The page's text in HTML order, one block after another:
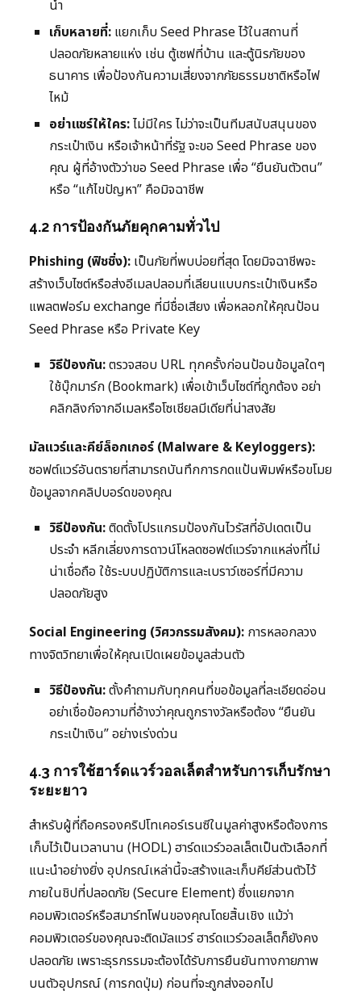
น้ำ
เก็บหลายที่: แยกเก็บ Seed Phrase ไว้ในสถานที่
ปลอดภัยหลายแห่ง เช่น ตู้เซฟที่บ้าน และตู้นิรภัยของ
ธนาคาร เพื่อป้องกันความเสี่ยงจากภัยธรรมชาติหรือไฟ
ไหม้
อย่าแชร์ให้ใคร:ไม่มีใคร ไม่ว่าจะเป็นทีมสนับสนุนของ
กระเป๋าเงิน หรือเจ้าหน้าที่รัฐ จะขอ Seed Phrase ของ
คุณ ผู้ที่อ้างตัวว่าขอ Seed Phrase เพื่อ “ยืนยันตัวตน”
หรือ “แก้ไขปัญหา” คือมิจฉาชีพ
4.2 การป้องกันภัยคุกคามทั่วไป
Phishing (ฟิชชิ่ง): เป็นภัยที่พบบ่อยที่สุด โดยมิจฉาชีพจะ
สร้างเว็บไซต์หรือส่งอีเมลปลอมที่เลียนแบบกระเป๋าเงินหรือ
แพลตฟอร์ม exchange ที่มีชื่อเสียง เพื่อหลอกให้คุณป้อน
Seed Phrase หรือ Private Key
วิธีป้องกัน:ตรวจสอบ URL ทุกครั้งก่อนป้อนข้อมูลใดๆ
ใช้บุ๊กมาร์ก (Bookmark) เพื่อเข้าเว็บไซต์ที่ถูกต้อง อย่า
คลิกลิงก์จากอีเมลหรือโซเชียลมีเดียที่น่าสงสัย
มัลแวร์และคีย์ล็อกเกอร์ (Malware & Keyloggers):
ซอฟต์แวร์อันตรายที่สามารถบันทึกการกดแป้นพิมพ์หรือขโมย
ข้อมูลจากคลิปบอร์ดของคุณ
วิธีป้องกัน:ติดตั้งโปรแกรมป้องกันไวรัสที่อัปเดตเป็น
ประจำ หลีกเลี่ยงการดาวน์โหลดซอฟต์แวร์จากแหล่งที่ไม่
น่าเชื่อถือ ใช้ระบบปฏิบัติการและเบราว์เซอร์ที่มีความ
ปลอดภัยสูง
Social Engineering (วิศวกรรมสังคม): การหลอกลวง
ทางจิตวิทยาเพื่อให้คุณเปิดเผยข้อมูลส่วนตัว
วิธีป้องกัน:ตั้งคำถามกับทุกคนที่ขอข้อมูลที่ละเอียดอ่อน
อย่าเชื่อข้อความที่อ้างว่าคุณถูกรางวัลหรือต้อง “ยืนยัน
กระเป๋าเงิน” อย่างเร่งด่วน
4.3 การใช้ฮาร์ดแวร์วอลเล็ตสำหรับการเก็บรักษา
ระยะยาว
สำหรับผู้ที่ถือครองคริปโทเคอร์เรนซีในมูลค่าสูงหรือต้องการ
เก็บไว้เป็นเวลานาน (HODL) ฮาร์ดแวร์วอลเล็ตเป็นตัวเลือกที่
แนะนำอย่างยิ่ง อุปกรณ์เหล่านี้จะสร้างและเก็บคีย์ส่วนตัวไว้
ภายในชิปที่ปลอดภัย (Secure Element) ซึ่งแยกจาก
คอมพิวเตอร์หรือสมาร์ทโฟนของคุณโดยสิ้นเชิง แม้ว่า
คอมพิวเตอร์ของคุณจะติดมัลแวร์ ฮาร์ดแวร์วอลเล็ตก็ยังคง
ปลอดภัย เพราะธุรกรรมจะต้องได้รับการยืนยันทางกายภาพ
บนตัวอุปกรณ์ (การกดปุ่ม) ก่อนที่จะถูกส่งออกไป